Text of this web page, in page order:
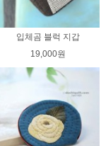
입체곰 블럭 지갑
19,000원